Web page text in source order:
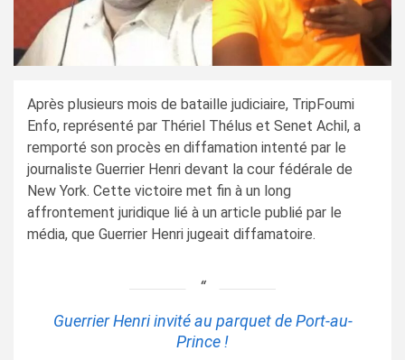
Après plusieurs mois de bataille judiciaire, TripFoumi
Enfo, représenté par Thériel Thélus et Senet Achil, a
remporté son procès en diffamation intenté par le
journaliste Guerrier Henri devant la cour fédérale de
New York. Cette victoire met fin à un long
affrontement juridique lié à un article publié par le
média, que Guerrier Henri jugeait diffamatoire.
Guerrier Henri invité au parquet de Port-au-
Prince !